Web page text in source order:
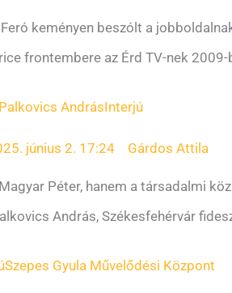
keményen beszólt a
frontembere az Érd TV-nek
AndrásInterjú
június 2. 17:24 Gárdos Attila
Péter, hanem a társadalmi
András, Székesfehérvár
Szepes Gyula Művelődési Központ